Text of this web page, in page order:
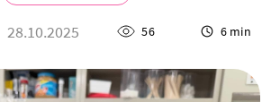
28.10.2025 56 6 min